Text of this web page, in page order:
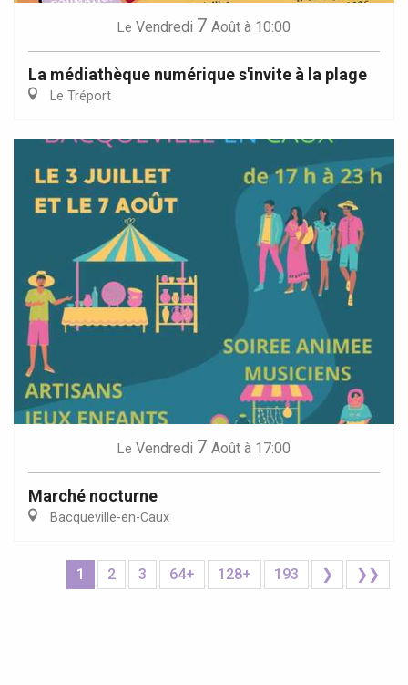
Le Vendredi 7 Août à 10:00
La médiathèque numérique s'invite à la plage
Le Tréport
Le Vendredi 7 Août à 17:00
Marché nocturne
Bacqueville-en-Caux
1 2 3 64+ 128+ 193 ❯ ❯❯